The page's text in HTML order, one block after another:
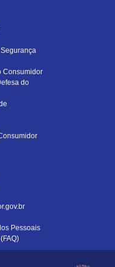
Consumidor
do
Pessoais